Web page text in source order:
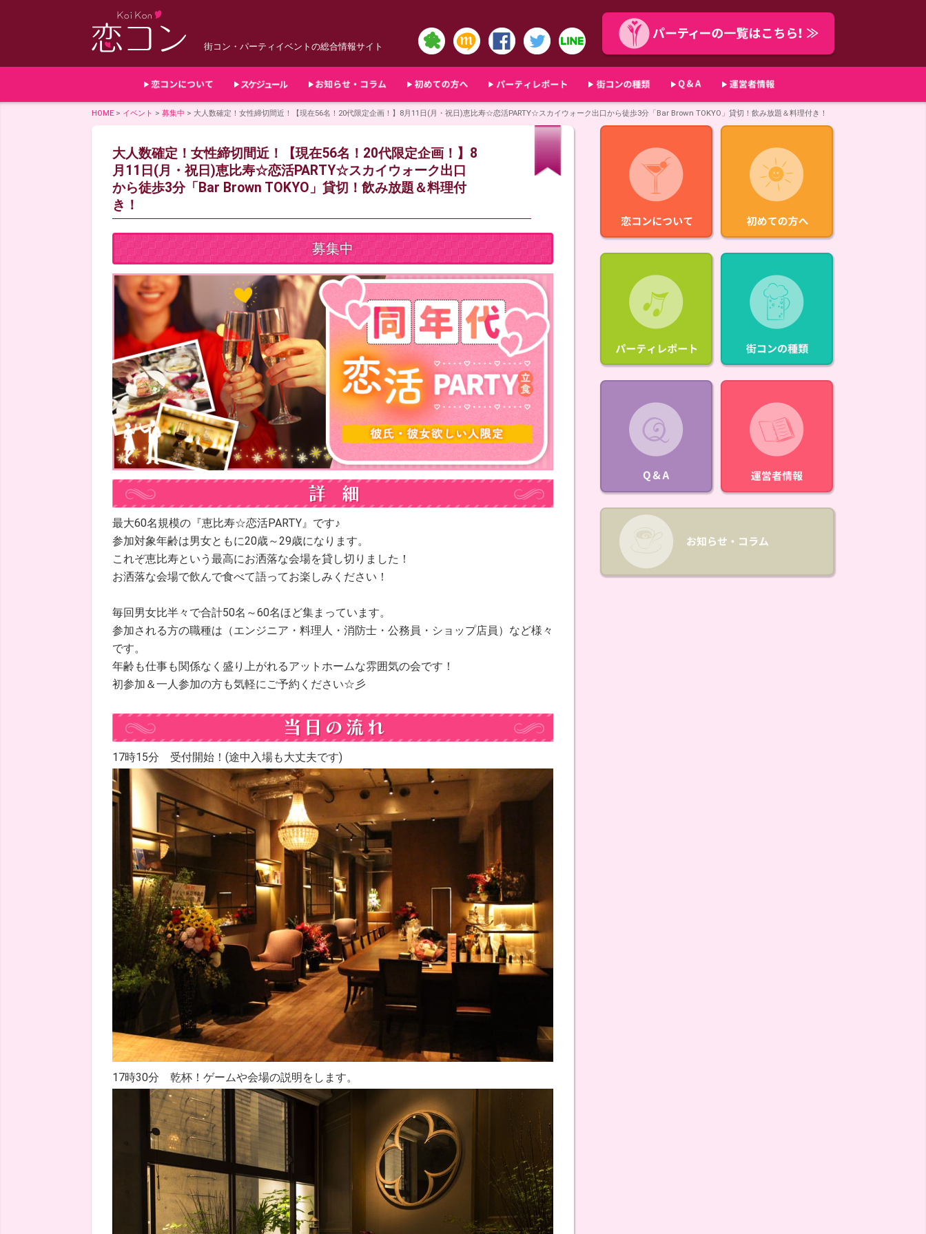
街コン・パーティイベントの総合情報サイト
HOME > イベント > 募集中 > 大人数確定！女性締切間近！【現在56名！20代限定企画！】8月11日(月・祝日)恵比寿☆恋活PARTY☆スカイウォーク出口から徒歩3分「Bar Brown TOKYO」貸切！飲み放題＆料理付き！
大人数確定！女性締切間近！【現在56名！20代限定企画！】8
月11日(月・祝日)恵比寿☆恋活PARTY☆スカイウォーク出口
から徒歩3分「Bar Brown TOKYO」貸切！飲み放題＆料理付
き！
募集中
最大60名規模の『恵比寿☆恋活PARTY』です♪
参加対象年齢は男女ともに20歳～29歳になります。
これぞ恵比寿という最高にお洒落な会場を貸し切りました！
お洒落な会場で飲んで食べて語ってお楽しみください！
毎回男女比半々で合計50名～60名ほど集まっています。
参加される方の職種は（エンジニア・料理人・消防士・公務員・ショップ店員）など様々
です。
年齢も仕事も関係なく盛り上がれるアットホームな雰囲気の会です！
初参加＆一人参加の方も気軽にご予約ください☆彡
17時15分 受付開始！(途中入場も大丈夫です)
17時30分 乾杯！ゲームや会場の説明をします。